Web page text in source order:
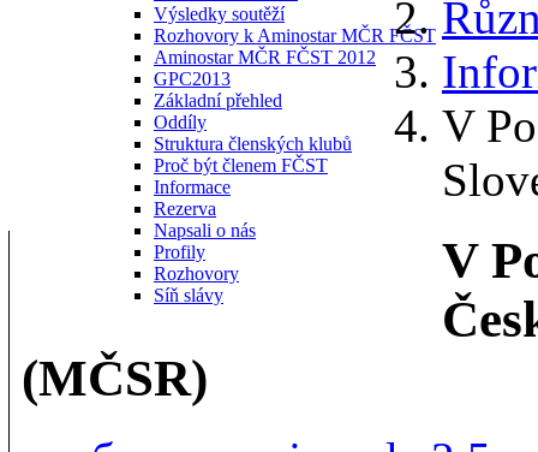
Výsledky soutěží
Rozhovory k Aminostar MČR FČST
Aminostar MČR FČST 2012
GPC2013
Základní přehled
Oddíly
Struktura členských klubů
Proč být členem FČST
Informace
Rezerva
Napsali o nás
Profily
Rozhovory
Síň slávy
V
V
(MČSR)